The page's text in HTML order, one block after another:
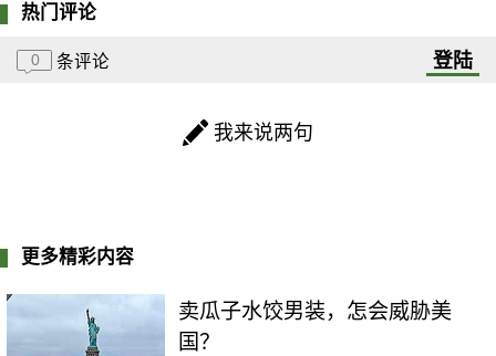
热门评论
0 条评论 登陆
我来说两句
更多精彩内容
卖瓜子水饺男装，怎会威胁美
国？